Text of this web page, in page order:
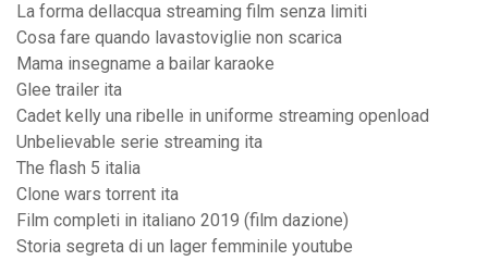
La forma dellacqua streaming film senza limiti
Cosa fare quando lavastoviglie non scarica
Mama insegname a bailar karaoke
Glee trailer ita
Cadet kelly una ribelle in uniforme streaming openload
Unbelievable serie streaming ita
The flash 5 italia
Clone wars torrent ita
Film completi in italiano 2019 (film dazione)
Storia segreta di un lager femminile youtube